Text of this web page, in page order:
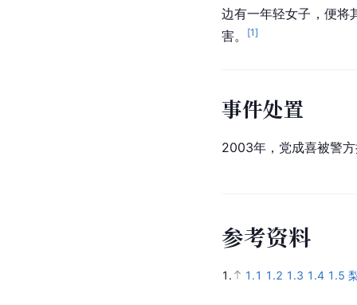
边有一年轻女子，便将
害。
[1]
事件处置
2003年，党成喜被警
参考资料
1. 1.1 1.2 1.3 1.4 1.5